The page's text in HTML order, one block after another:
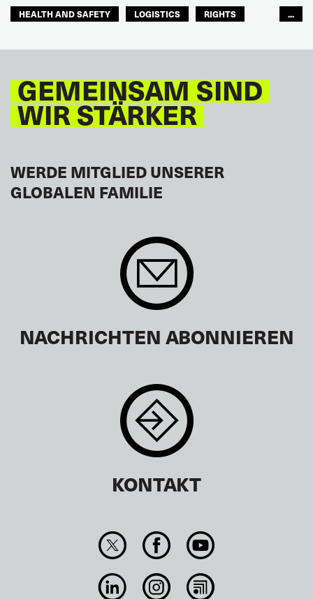
HEALTH AND SAFETY LOGISTICS
RIGHTS
...
GEMEINSAM SIND
WIR STÄRKER
WERDE MITGLIED UNSERER
GLOBALEN FAMILIE
NACHRICHTEN ABONNIEREN
KONTAKT